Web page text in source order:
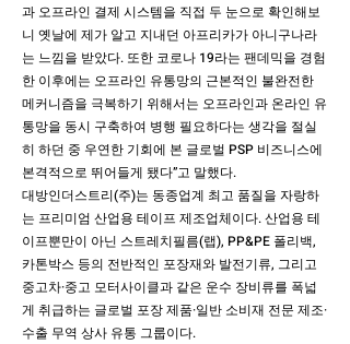
과 오프라인 결제 시스템을 직접 두 눈으로 확인해보
니 옛날에 제가 알고 지내던 아프리카가 아니구나라
는 느낌을 받았다. 또한 코로나 19라는 팬데믹을 경험
한 이후에는 오프라인 유통망의 근본적인 불완전한
메커니즘을 극복하기 위해서는 오프라인과 온라인 유
통망을 동시 구축하여 병행 필요하다는 생각을 절실
히 하던 중 우연한 기회에 본 글로벌 PSP 비즈니스에
본격적으로 뛰어들게 됐다”고 말했다.
대방인더스트리(주)는 동종업계 최고 품질을 자랑하
는 프리미엄 산업용 테이프 제조업체이다. 산업용 테
이프뿐만이 아닌 스트레치필름(랩), PP&PE 폴리백,
카톤박스 등의 전반적인 포장재와 발전기류, 그리고
중고차·중고 모터사이클과 같은 운수 장비류를 폭넓
게 취급하는 글로벌 포장 제품·일반 소비재 전문 제조·
수출 무역 상사 유통 그룹이다.